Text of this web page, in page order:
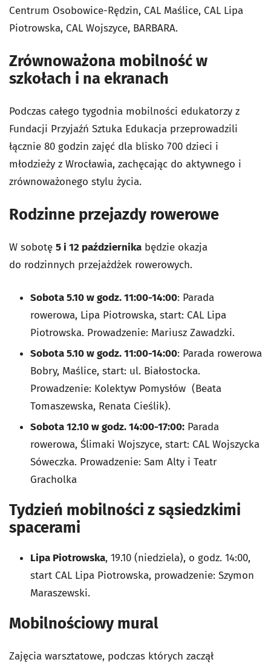
Centrum Osobowice-Rędzin, CAL Maślice, CAL Lipa
Piotrowska, CAL Wojszyce, BARBARA.
Zrównoważona mobilność w
szkołach i na ekranach
Podczas całego tygodnia mobilności edukatorzy z
Fundacji Przyjaźń Sztuka Edukacja przeprowadzili
łącznie 80 godzin zajęć dla blisko 700 dzieci i
młodzieży z Wrocławia, zachęcając do aktywnego i
zrównoważonego stylu życia.
Rodzinne przejazdy rowerowe
W sobotę 5 i 12 października będzie okazja
do rodzinnych przejażdżek rowerowych.
Sobota 5.10 w godz. 11:00-14:00: Parada
rowerowa, Lipa Piotrowska, start: CAL Lipa
Piotrowska. Prowadzenie: Mariusz Zawadzki.
Sobota 5.10 w godz. 11:00-14:00: Parada rowerowa
Bobry, Maślice, start: ul. Białostocka.
Prowadzenie: Kolektyw Pomysłów (Beata
Tomaszewska, Renata Cieślik).
Sobota 12.10 w godz. 14:00-17:00: Parada
rowerowa, Ślimaki Wojszyce, start: CAL Wojszycka
Sóweczka. Prowadzenie: Sam Alty i Teatr
Gracholka
Tydzień mobilności z sąsiedzkimi
spacerami
Lipa Piotrowska, 19.10 (niedziela), o godz. 14:00,
start CAL Lipa Piotrowska, prowadzenie: Szymon
Maraszewski.
Mobilnościowy mural
Zajęcia warsztatowe, podczas których zaczął